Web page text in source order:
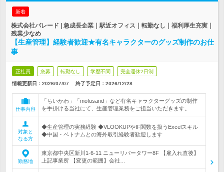
新着
株式会社パレード | 急成長企業｜駅近オフィス｜転勤なし｜福利厚生充実｜
残業少なめ
【生産管理】経験者歓迎★有名キャラクターのグッズ制作のお仕
事
正社員 急募 転勤なし 学歴不問 完全週休2日制
情報更新日：2026/07/07 終了予定日： 2026/12/28
仕事内容
「ちいかわ」「mofusand」など有名キャラクターグッズの制作
を手掛ける当社にて、生産管理業務をご担当いただきます。
対象と
なる方
◆生産管理の実務経験 ◆VLOOKUPやIF関数を扱うExcelスキル
◆中国・ベトナムとの海外取引経験者歓迎します
勤務地
東京都中央区新川1-6-11 ニューリバータワー8F 【雇入れ直後】
上記事業所 【変更の範囲】会社…